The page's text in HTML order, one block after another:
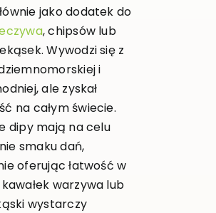
jako dodatek do
, chipsów lub
Wywodzi się z
i
ale zyskał
na całym świecie.
dipy mają na celu
smaku dań,
oferując łatwość w
warzywa lub
wystarczy